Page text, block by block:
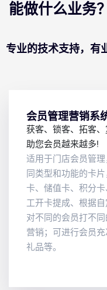
能做什么业务？
专业的技术支持，有
会员管理营销系
获客、锁客、拓客、
助您会员越来越多!
适用于门店会员管
同类型和功能的卡
卡、储值卡、积分
工开卡提成、根据自
对不同的会员打不
营销；可进行会员
礼品等。